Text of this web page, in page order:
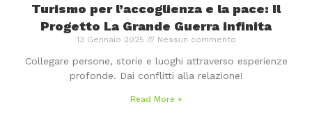
Turismo per l’accoglienza e la pace: Il
Progetto La Grande Guerra infinita
13 Gennaio 2025 Nessun commento
Collegare persone, storie e luoghi attraverso esperienze
profonde. Dai conflitti alla relazione!
Read More »